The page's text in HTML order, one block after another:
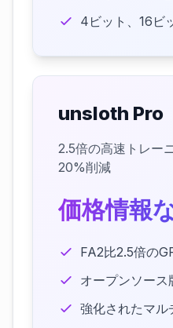
4ビット、16ビ
unsloth Pro
2.5倍の高速トレー
20%削減
価格情報
FA2比2.5倍の
オープンソー
強化されたマル